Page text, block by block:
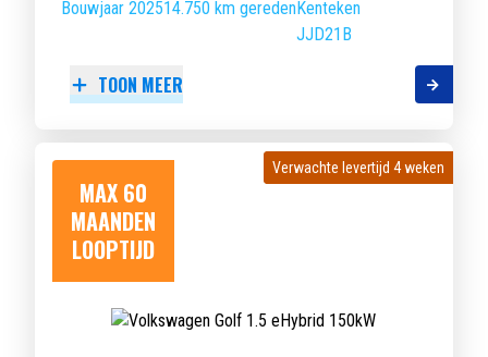
Bouwjaar 202514.750 km geredenKenteken
JJD21B
TOON MEER
MAX 60
MAANDEN
LOOPTIJD
Verwachte levertijd 4 weken
Verwachte levertijd 4 weken